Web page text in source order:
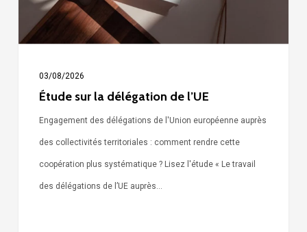
03/08/2026
Étude sur la délégation de l’UE
Engagement des délégations de l'Union européenne auprès
des collectivités territoriales : comment rendre cette
coopération plus systématique ? Lisez l'étude « Le travail
des délégations de l’UE auprès…